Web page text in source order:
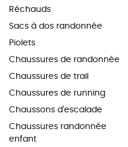
Réchauds
Sacs à dos randonnée
Piolets
Chaussures de randonnée
Chaussures de trail
Chaussures de running
Chaussons d'escalade
Chaussures randonnée
enfant